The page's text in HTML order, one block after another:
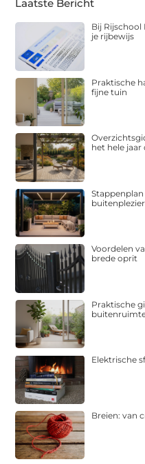
Laatste Bericht
Bij
je rijbewijs
Praktische
fijne tuin
het hele jaar
buitenplezier
Voordelen
brede oprit
Praktische
Elektrische
Breien: van